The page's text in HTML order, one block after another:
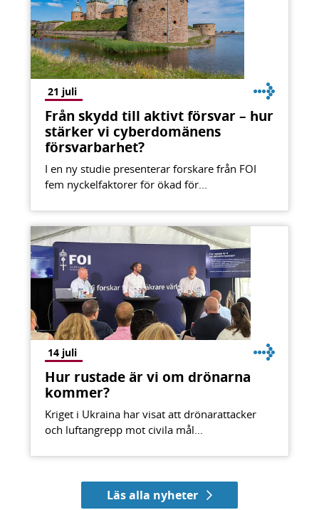
21 juli
Från skydd till aktivt försvar – hur
stärker vi cyberdomänens
försvarbarhet?
I en ny studie presenterar forskare från FOI
fem nyckelfaktorer för ökad för...
14 juli
Hur rustade är vi om drönarna
kommer?
Kriget i Ukraina har visat att drönarattacker
och luftangrepp mot civila mål...
Läs alla nyheter